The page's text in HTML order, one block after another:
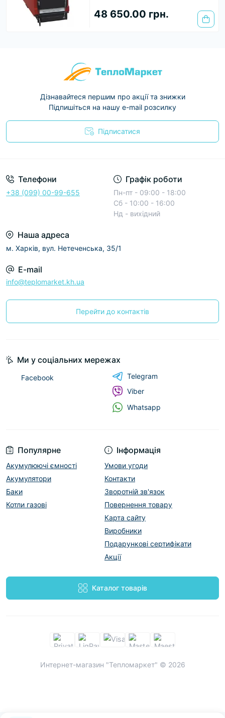
48 650.00 грн.
Дізнавайтеся першим про акції та знижки
Підпишіться на нашу e-mail розсилку
Підписатися
Телефони
+38 (099) 00-99-655
Графік роботи
Пн-пт - 09:00 - 18:00
Сб - 10:00 - 16:00
Нд - вихідний
Наша адреса
м. Харків, вул. Нетеченська, 35/1
E-mail
info@teplomarket.kh.ua
Перейти до контактів
Популярне
Акумулюючі ємності
Акумулятори
Баки
Котли газові
Інформація
Умови угоди
Контакти
Зворотній зв'язок
Повернення товару
Карта сайту
Виробники
Подарункові сертифікати
Акції
Каталог товарів
Ми у соціальних мережах
Facebook
Telegram
Viber
Whatsapp
Интернет-магазин "Тепломаркет" © 2026